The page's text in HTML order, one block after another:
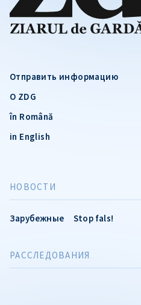
Отправить информацию
О ZDG
în Română
in English
НОВОСТИ
Зарубежные Stop fals!
РАССЛЕДОВАНИЯ